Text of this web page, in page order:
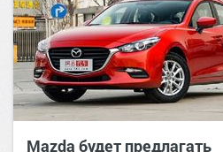
Mazda будет предлагать